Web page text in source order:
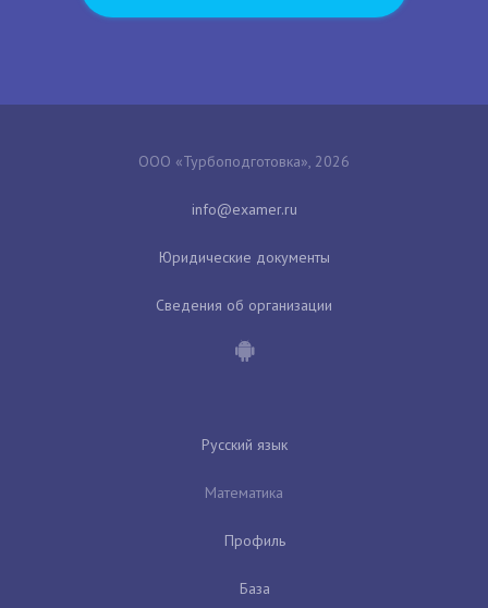
ООО «Турбоподготовка», 2026
Юридические документы
Сведения об организации
Русский язык
Математика
Профиль
База